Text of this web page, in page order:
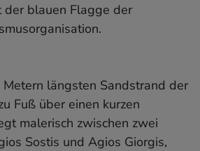
der blauen Flagge der
längsten Sandstrand der
Fuß über einen kurzen
malerisch zwischen zwei
Sostis und Agios Giorgis,